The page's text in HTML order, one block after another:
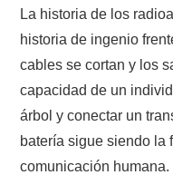
La historia de los
historia de ingenio
cables se cortan y los
capacidad de un
árbol y conectar un
batería sigue siendo la
comunicación humana.